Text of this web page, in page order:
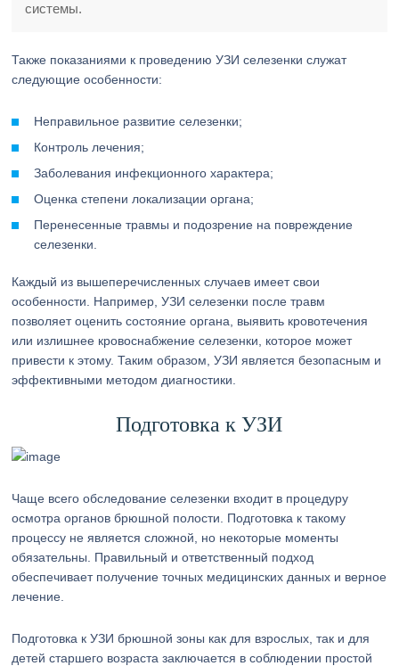
системы.
Также показаниями к проведению УЗИ селезенки служат
следующие особенности:
Неправильное развитие селезенки;
Контроль лечения;
Заболевания инфекционного характера;
Оценка степени локализации органа;
Перенесенные травмы и подозрение на повреждение
селезенки.
Каждый из вышеперечисленных случаев имеет свои
особенности. Например, УЗИ селезенки после травм
позволяет оценить состояние органа, выявить кровотечения
или излишнее кровоснабжение селезенки, которое может
привести к этому. Таким образом, УЗИ является безопасным и
эффективными методом диагностики.
Подготовка к УЗИ
Чаще всего обследование селезенки входит в процедуру
осмотра органов брюшной полости. Подготовка к такому
процессу не является сложной, но некоторые моменты
обязательны. Правильный и ответственный подход
обеспечивает получение точных медицинских данных и верное
лечение.
Подготовка к УЗИ брюшной зоны как для взрослых, так и для
детей старшего возраста заключается в соблюдении простой